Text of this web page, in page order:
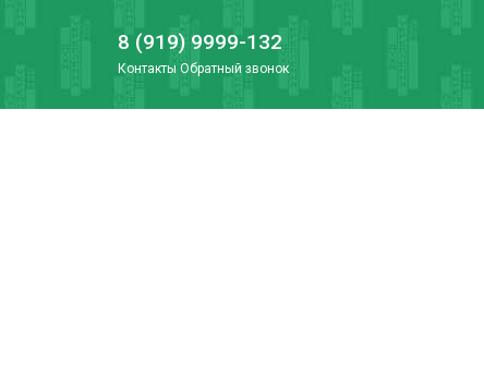
8 (919) 9999-132
Контакты Обратный звонок